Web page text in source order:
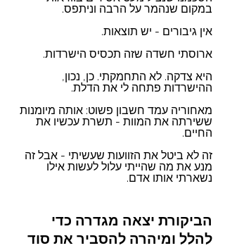
במקום שנהמר על הרבה וניתפס.
אין גיבורים - יש תוצאות.
ארוסתי חשדה שזה תכסיס הישרדות.
היא צדקה. לא התחמקתי. כן, נכון,
ההישרדות פתחה לי את הדלת.
מאחוריה עמד חשבון פשוט: אותה מיומנות
ששירתה את המוות - תשרת עכשיו את
החיים.
זה לא ביטל את הזוועות שעשיתי - אבל זה
מנע את מה שהייתי עלול לעשות אילו
נשארתי אותו אדם.
הביקורת יצאה מגדרה כדי
להלל ומיהרה להסביר את סוד